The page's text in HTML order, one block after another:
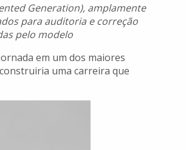
Generation), amplamente
para auditoria e correção
pelo modelo
em um dos maiores
uma carreira que